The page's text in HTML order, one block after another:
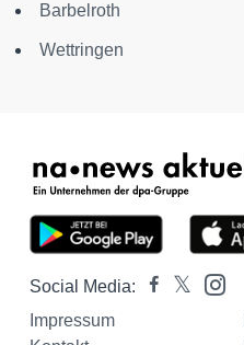
Barbelroth
Wettringen
Social Media:
Impressum